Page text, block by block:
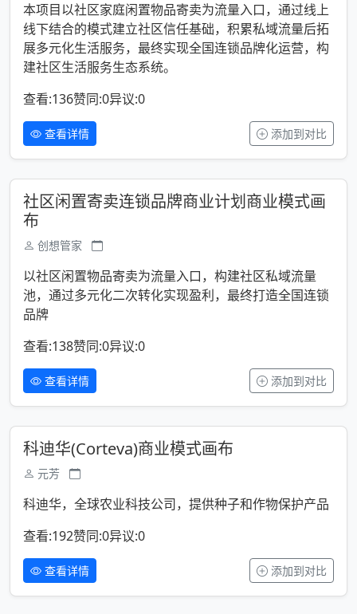
本项目以社区家庭闲置物品寄卖为流量入口，通过线上
线下结合的模式建立社区信任基础，积累私域流量后拓
展多元化生活服务，最终实现全国连锁品牌化运营，构
建社区生活服务生态系统。
查看:136赞同:0异议:0
查看详情 添加到对比
社区闲置寄卖连锁品牌商业计划商业模式画
布
创想管家
以社区闲置物品寄卖为流量入口，构建社区私域流量
池，通过多元化二次转化实现盈利，最终打造全国连锁
品牌
查看:138赞同:0异议:0
查看详情 添加到对比
科迪华(Corteva)商业模式画布
元芳
科迪华，全球农业科技公司，提供种子和作物保护产品
查看:192赞同:0异议:0
查看详情 添加到对比